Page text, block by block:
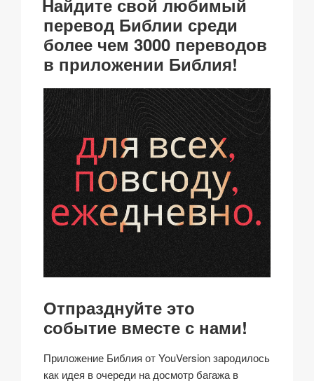
k
Найдите свой любимый
перевод Библии среди
более чем 3000 переводов
в приложении Библия!
Отпразднуйте это
событие вместе с нами!
Приложение Библия от YouVersion зародилось
как идея в очереди на досмотр багажа в